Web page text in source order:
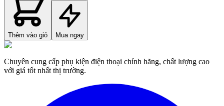
Thêm vào giỏ Mua ngay
Chuyên cung cấp phụ kiện điện thoại chính hãng, chất lượng cao
với giá tốt nhất thị trường.